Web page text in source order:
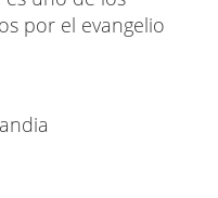
por el evangelio